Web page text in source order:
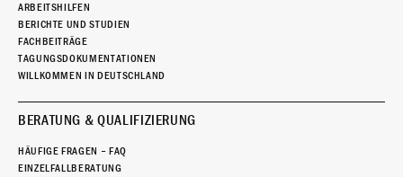
ARBEITSHILFEN
BERICHTE UND STUDIEN
FACHBEITRÄGE
TAGUNGSDOKUMENTATIONEN
WILLKOMMEN IN DEUTSCHLAND
BERATUNG & QUALIFIZIERUNG
HÄUFIGE FRAGEN – FAQ
EINZELFALLBERATUNG